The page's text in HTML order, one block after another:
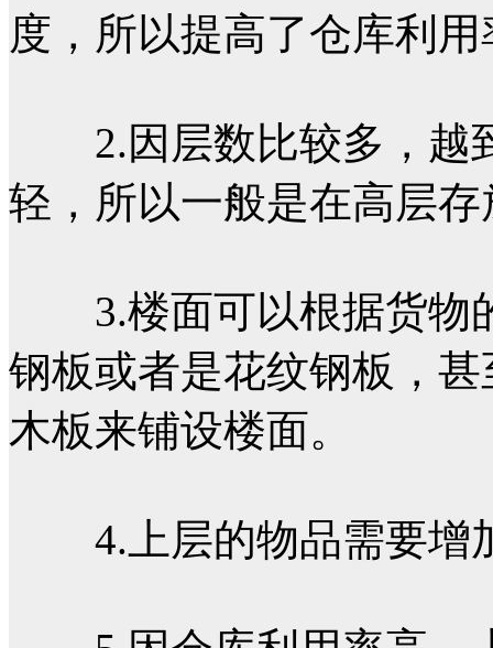
度，所以提高了仓库利用
2.因层数比较多，越
轻，所以一般是在高层
3.楼面可以根据货物
钢板或者是花纹钢板，
木板来铺设楼面。
4.上层的物品需要增